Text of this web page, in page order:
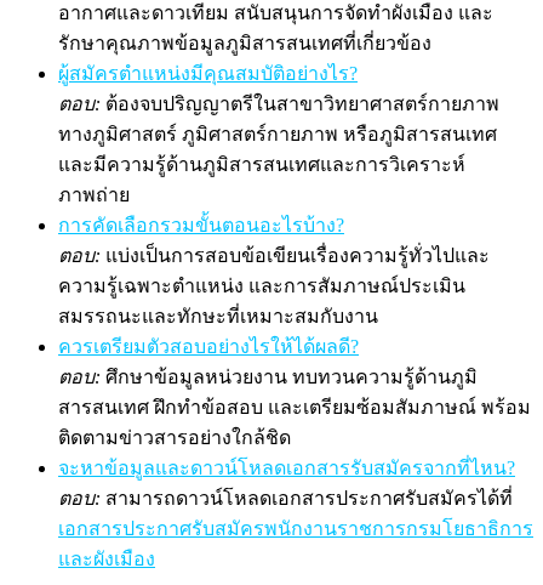
อากาศและดาวเทียม สนับสนุนการจัดทำผังเมือง และ
รักษาคุณภาพข้อมูลภูมิสารสนเทศที่เกี่ยวข้อง
ผู้สมัครตำแหน่งมีคุณสมบัติอย่างไร?
ตอบ: ต้องจบปริญญาตรีในสาขาวิทยาศาสตร์กายภาพ
ทางภูมิศาสตร์ ภูมิศาสตร์กายภาพ หรือภูมิสารสนเทศ
และมีความรู้ด้านภูมิสารสนเทศและการวิเคราะห์
ภาพถ่าย
การคัดเลือกรวมขั้นตอนอะไรบ้าง?
ตอบ: แบ่งเป็นการสอบข้อเขียนเรื่องความรู้ทั่วไปและ
ความรู้เฉพาะตำแหน่ง และการสัมภาษณ์ประเมิน
สมรรถนะและทักษะที่เหมาะสมกับงาน
ควรเตรียมตัวสอบอย่างไรให้ได้ผลดี?
ตอบ: ศึกษาข้อมูลหน่วยงาน ทบทวนความรู้ด้านภูมิ
สารสนเทศ ฝึกทำข้อสอบ และเตรียมซ้อมสัมภาษณ์ พร้อม
ติดตามข่าวสารอย่างใกล้ชิด
จะหาข้อมูลและดาวน์โหลดเอกสารรับสมัครจากที่ไหน?
ตอบ: สามารถดาวน์โหลดเอกสารประกาศรับสมัครได้ที่
เอกสารประกาศรับสมัครพนักงานราชการกรมโยธาธิการ
และผังเมือง